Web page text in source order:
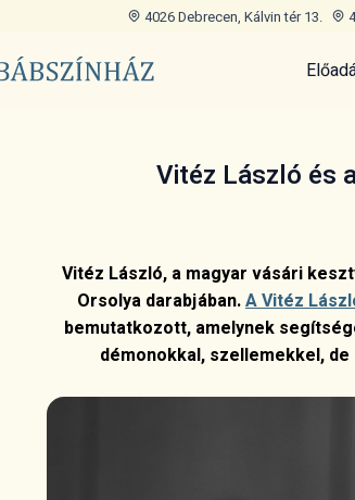
4026 Debrecen, Kálvin tér 13.
Vitéz László és
Vitéz László, a magyar vásári
Orsolya darabjában.A Vitéz
bemutatkozott, amelynek
démonokkal, szellemekkel,